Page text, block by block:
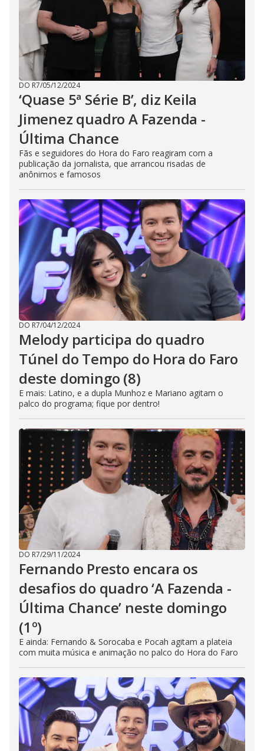
DO R7/05/12/2024
‘Quase 5ª Série B’, diz Keila
Jimenez quadro A Fazenda -
Última Chance
Fãs e seguidores do Hora do Faro reagiram com a
publicação da jornalista, que arrancou risadas de
anônimos e famosos
DO R7/04/12/2024
Melody participa do quadro
Túnel do Tempo do Hora do Faro
deste domingo (8)
E mais: Latino, e a dupla Munhoz e Mariano agitam o
palco do programa; fique por dentro!
DO R7/29/11/2024
Fernando Presto encara os
desafios do quadro ‘A Fazenda -
Última Chance’ neste domingo
(1º)
E ainda: Fernando & Sorocaba e Pocah agitam a plateia
com muita música e animação no palco do Hora do Faro